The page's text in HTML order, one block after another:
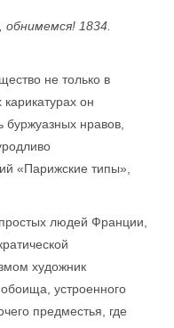
1834.
не только в
он
нравов,
«Парижские типы»,
людей Франции,
художник
устроенного
предместья, где